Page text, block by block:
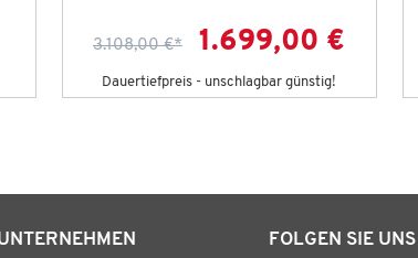
3.108,00 €* 1.699,00 €
Dauertiefpreis - unschlagbar günstig!
FOLGEN SIE UNS